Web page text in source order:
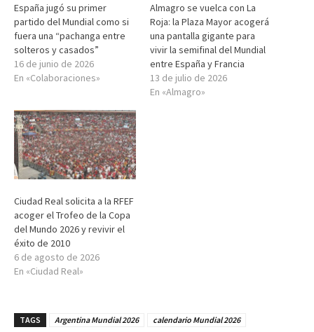
España jugó su primer
partido del Mundial como si
fuera una “pachanga entre
solteros y casados”
16 de junio de 2026
En «Colaboraciones»
Almagro se vuelca con La
Roja: la Plaza Mayor acogerá
una pantalla gigante para
vivir la semifinal del Mundial
entre España y Francia
13 de julio de 2026
En «Almagro»
Ciudad Real solicita a la RFEF
acoger el Trofeo de la Copa
del Mundo 2026 y revivir el
éxito de 2010
6 de agosto de 2026
En «Ciudad Real»
TAGS Argentina Mundial 2026
calendario Mundial 2026